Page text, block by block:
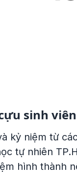
sinh
kỷ niệm từ
tự nhiên
hình thành